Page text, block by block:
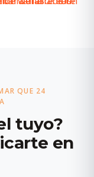
QUE 24
tuyo?
en